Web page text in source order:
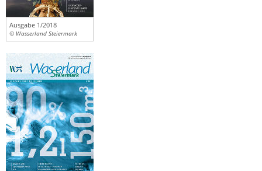
Ausgabe 1/2018
© Wasserland Steiermark